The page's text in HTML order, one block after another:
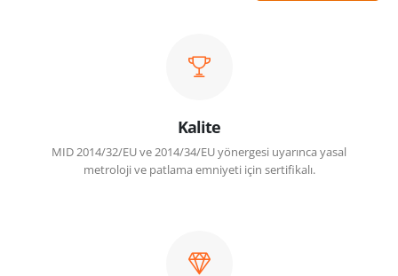
Kalite
MID 2014/32/EU ve 2014/34/EU yönergesi uyarınca yasal
metroloji ve patlama emniyeti için sertifikalı.